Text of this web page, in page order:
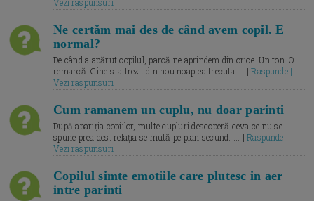
Vezi raspunsuri
Ne certăm mai des de când avem copil. E
normal?
De când a apărut copilul, parcă ne aprindem din orice. Un ton. O
remarcă. Cine s-a trezit din nou noaptea trecuta.... |Raspunde |
Vezi raspunsuri
Cum ramanem un cuplu, nu doar parinti
După apariția copiilor, multe cupluri descoperă ceva ce nu se
spune prea des: relația se mută pe plan secund. ... |Raspunde |
Vezi raspunsuri
Copilul simte emotiile care plutesc in aer
intre parinti